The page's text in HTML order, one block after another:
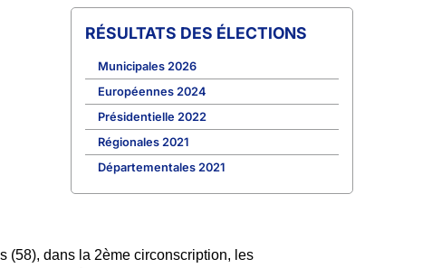
RÉSULTATS DES ÉLECTIONS
Municipales 2026
Européennes 2024
Présidentielle 2022
Régionales 2021
Départementales 2021
(58), dans la 2ème circonscription, les